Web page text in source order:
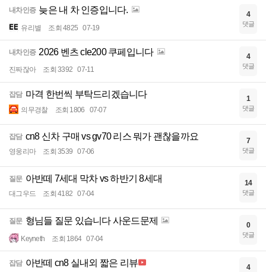
내차인증 늦은 내 차 인증입니다.
유리별 조회 4825 07-19
4
댓글
내차인증 2026 벤츠 cle200 쿠페입니다
진짜잖아 조회 3392 07-11
4
댓글
잡담 마격 한번씩 부탁드리겠습니다
의무경찰 조회 1806 07-07
1
댓글
잡담 cn8 신차 구매 vs gv70 리스 뭐가 괜찮을까요
영웅리마 조회 3539 07-06
7
댓글
질문 아반떼 7세대 막차 vs 하반기 8세대
대그우드 조회 4182 07-04
14
댓글
질문 형님들 질문 있습니다 사운드문제
Keyneth 조회 1864 07-04
0
댓글
잡담 아반떼 cn8 실내외 짧은 리뷰 4